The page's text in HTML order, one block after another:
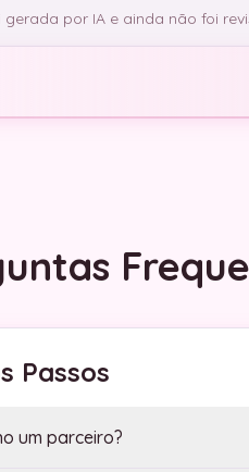
por IA e ainda não foi
Passos
um parceiro?